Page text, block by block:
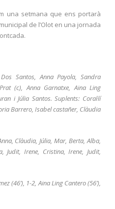
una setmana que ens portarà
de l’Olot en una jornada
Santos, Anna Payola, Sandra
(c), Anna Garnatxe, Aina Ling
i Júlia Santos. Suplents: Coral·lí
Barrero, Isabel castañer, Clàudia
Clàudia, Júlia, Mar, Berta, Alba,
Judit, Irene, Cristina, Irene, Judit,
(46’), 1-2, Aina Ling Cantero (56’),